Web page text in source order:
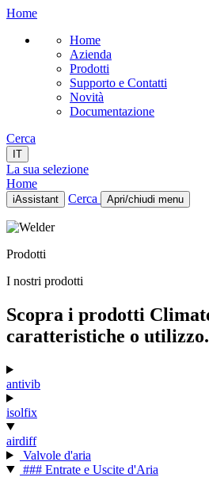
Home
Home
Azienda
Prodotti
Supporto e Contatti
Novità
Documentazione
Cerca
IT
La sua selezione
Home
iAssistant Cerca Apri/chiudi menu
Home
Prodotti
Novità
IT
Prodotti
I nostri prodotti
Scopra i prodotti
caratteristiche o utilizzo.
antivib
isolfix
airdiff
Valvole d'aria
### Entrate e Uscite d'Aria